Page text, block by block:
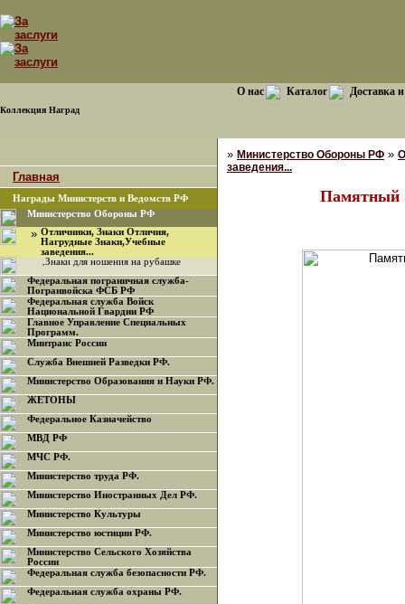
Коллекция Наград
О нас Каталог Доставка
Главная
Награды Министерств и Ведомств РФ
Министерство Обороны РФ
» Отличники, Знаки Отличия,
Нагрудные Знаки,Учебные
заведения...
·Знаки для ношения на рубашке
Федеральная пограничная служба-
Погранвойска ФСБ РФ
Федеральная служба Войск
Национальной Гвардии РФ
Главное Управление Специальных
Программ.
Минтранс России
Служба Внешней Разведки РФ.
Министерство Образования и Науки РФ.
ЖЕТОНЫ
Федеральное Казначейство
МВД РФ
МЧС РФ.
Министерство труда РФ.
Министерство Иностранных Дел РФ.
Министерство Культуры
Министерство юстиции РФ.
Министерство Сельского Хозяйства
России
Федеральная служба безопасности РФ.
Федеральная служба охраны РФ.
» Министерство Обороны РФ »
заведения...
Памятный